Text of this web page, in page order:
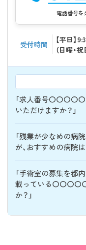
電話番号を
受付時間
【平日】
（日曜・
「求人番号〇〇〇〇
いただけますか？」
「残業が少なめの病
が、おすすめの病院
「手術室の募集を都
載っている〇〇〇〇
か？」